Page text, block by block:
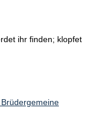
ihr finden; klopfet